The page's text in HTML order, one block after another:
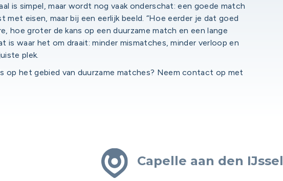
is simpel, maar wordt nog vaak onderschat: een goede match
met eisen, maar bij een eerlijk beeld. “Hoe eerder je dat goed
hoe groter de kans op een duurzame match en een lange
is waar het om draait: minder mismatches, minder verloop en
plek.
op het gebied van duurzame matches? Neem contact op met
Capelle aan den IJssel